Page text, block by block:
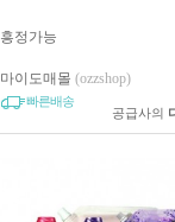
흥정가능
마이도매몰 (ozzshop)
빠른배송
공급사의